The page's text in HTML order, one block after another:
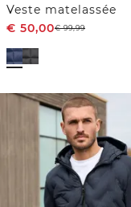
Veste matelassée
€ 50,00€99,99